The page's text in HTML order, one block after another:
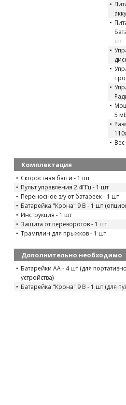
шт
5
Комплектация
Скоростная багги - 1 шт
Пульт управления 2.4ГГц - 1 шт
Переносное з/у от батареек - 1 шт
Батарейка "Крона" 9 В - 1 шт
Инструкция - 1 шт
Защита от переворотов - 1 шт
Трамплин для прыжков - 1 шт
Дополнительно необходимо
Батарейки АА - 4 шт (для
устройства)
Батарейка "Крона" 9 В - 1 шт (для